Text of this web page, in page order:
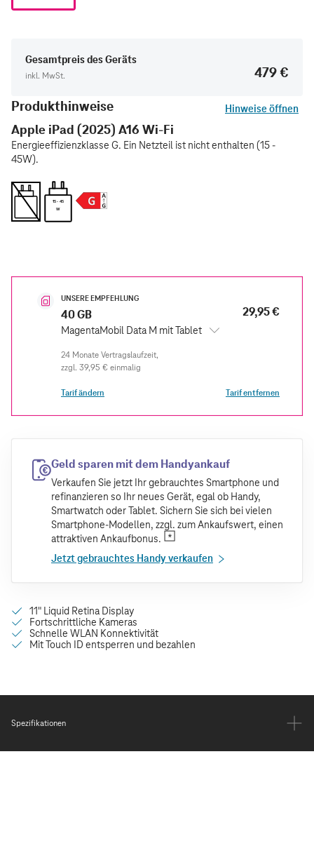
Gesamtpreis des Geräts
inkl. MwSt.
479 €
Produkthinweise
Hinweise öffnen
Apple iPad (2025) A16 Wi-Fi
Energieeffizienzklasse G. Ein Netzteil ist nicht enthalten (15 -
45W).
15 - 45
W
UNSERE EMPFEHLUNG
40 GB
MagentaMobil Data M mit Tablet
29,95 €
zzgl. 39,95 € einmalig
Tarif ändern Tarif entfernen
Geld sparen mit dem Handyankauf
Verkaufen Sie jetzt Ihr gebrauchtes Smartphone und
refinanzieren so Ihr neues Gerät, egal ob Handy,
Smartwatch oder Tablet. Sichern Sie sich bei vielen
Smartphone-Modellen, zzgl. zum Ankaufswert, einen
attraktiven Ankaufbonus.
Jetzt gebrauchtes Handy verkaufen
Spezifikationen